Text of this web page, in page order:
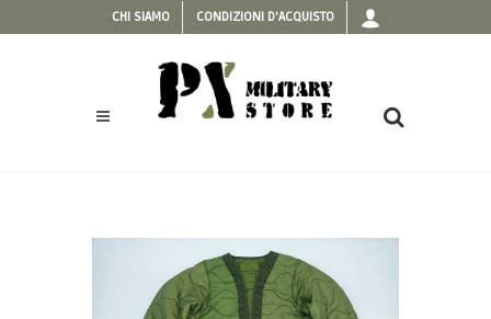
CHI SIAMO CONDIZIONI D'ACQUISTO